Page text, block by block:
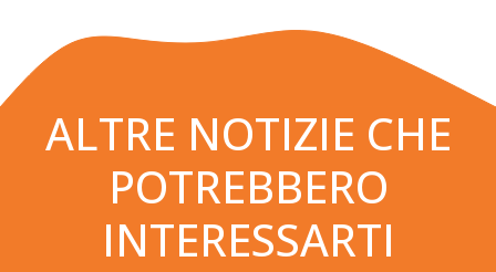
ALTRE NOTIZIE CHE
POTREBBERO
INTERESSARTI